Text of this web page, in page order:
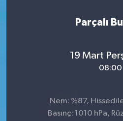
Parçalı
19 Mart
08:00
Nem: %87,
Basınç: 1010 hPa,
BİLİM VE TEKNOLOJİ
KÜLTÜR-SANAT